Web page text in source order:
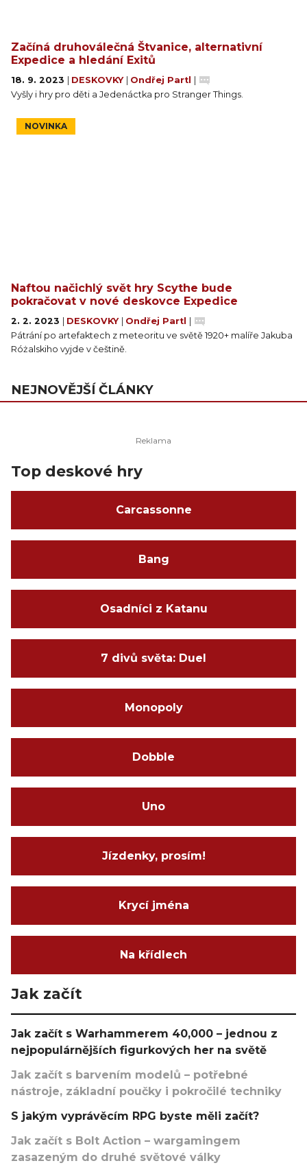
Začíná druhoválečná Štvanice, alternativní
Expedice a hledání Exitů
18. 9. 2023 DESKOVKY Ondřej Partl
Vyšly i hry pro děti a Jedenáctka pro Stranger Things.
NOVINKA
Naftou načichlý svět hry Scythe bude
pokračovat v nové deskovce Expedice
2. 2. 2023 DESKOVKY Ondřej Partl
Pátrání po artefaktech z meteoritu ve světě 1920+ malíře Jakuba
Różalskiho vyjde v češtině.
NEJNOVĚJŠÍ ČLÁNKY
Top deskové hry
Carcassonne
Bang
Osadníci z Katanu
7 divů světa: Duel
Monopoly
Dobble
Uno
Jízdenky, prosím!
Krycí jména
Na křídlech
Jak začít
Jak začít s Warhammerem 40,000 – jednou z
nejpopulárnějších figurkových her na světě
Jak začít s barvením modelů – potřebné
nástroje, základní poučky i pokročilé techniky
S jakým vyprávěcím RPG byste měli začít?
Jak začít s Bolt Action – wargamingem
zasazeným do druhé světové války